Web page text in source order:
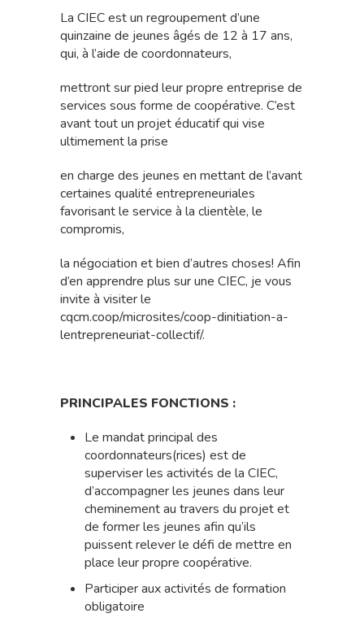
La CIEC est un regroupement d’une
quinzaine de jeunes âgés de 12 à 17 ans,
qui, à l’aide de coordonnateurs,
mettront sur pied leur propre entreprise de
services sous forme de coopérative. C’est
avant tout un projet éducatif qui vise
ultimement la prise
en charge des jeunes en mettant de l’avant
certaines qualité entrepreneuriales
favorisant le service à la clientèle, le
compromis,
la négociation et bien d’autres choses! Afin
d’en apprendre plus sur une CIEC, je vous
invite à visiter le
cqcm.coop/microsites/coop-dinitiation-a-
lentrepreneuriat-collectif/.
PRINCIPALES FONCTIONS :
Le mandat principal des
coordonnateurs(rices) est de
superviser les activités de la CIEC,
d’accompagner les jeunes dans leur
cheminement au travers du projet et
de former les jeunes afin qu’ils
puissent relever le défi de mettre en
place leur propre coopérative.
Participer aux activités de formation
obligatoire